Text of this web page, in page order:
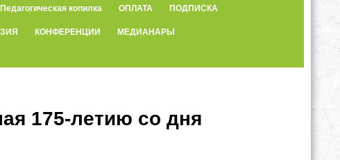
Педагогическая копилка ОПЛАТА ПОДПИСКА
КОНФЕРЕНЦИИ МЕДИАНАРЫ
175-летию со дня